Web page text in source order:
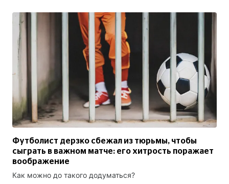
Футболист дерзко сбежал из тюрьмы, чтобы
сыграть в важном матче: его хитрость поражает
воображение
Как можно до такого додуматься?